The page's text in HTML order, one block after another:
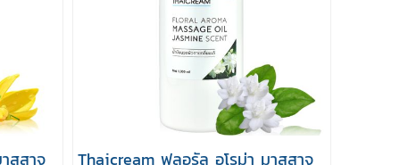
สสาจ
Thaicream ฟลอรัล อโรม่า มาสสาจ